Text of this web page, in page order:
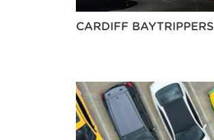
CARDIFF BAYTRIPPERS